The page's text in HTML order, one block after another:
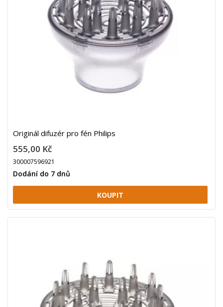
Originál difuzér pro fén Philips
555,00 Kč
300007596921
Dodání do 7 dnů